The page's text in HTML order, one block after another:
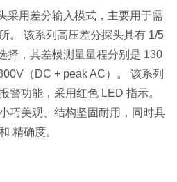
采用差分输入模式，主要用于需
。 该系列高压差分探头具有 1/5
择，其差模测量量程分别是 130
（DC + peak AC）。 该系列
警功能，采用红色 LED 指示。
巧美观、结构坚固耐用，同时具
精确度。